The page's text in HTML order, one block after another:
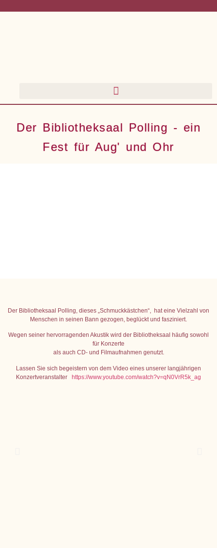
Der Bibliotheksaal Polling - ein
Fest für Aug' und Ohr
Der Bibliotheksaal Polling, dieses „Schmuckkästchen“, hat eine Vielzahl von
Menschen in seinen Bann gezogen, beglückt und fasziniert.
Wegen seiner hervorragenden Akustik wird der Bibliotheksaal häufig sowohl
für Konzerte
als auch CD- und Filmaufnahmen genutzt.
Lassen Sie sich begeistern von dem Video eines unserer langjährigen
Konzertveranstalter https://www.youtube.com/watch?v=qN0VrR5k_ag